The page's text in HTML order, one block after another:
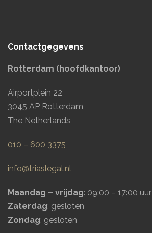
Contactgegevens
Rotterdam (hoofdkantoor)
Airportplein 22
3045 AP Rotterdam
The Netherlands
010 – 600 3375
info@triaslegal.nl
Maandag – vrijdag: 09:00 – 17:00 uur
Zaterdag: gesloten
Zondag: gesloten